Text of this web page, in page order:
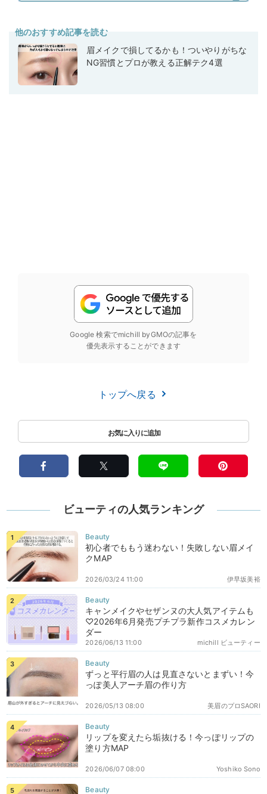
他のおすすめ記事を読む
眉メイクで損してるかも！ついやりがちな
NG習慣とプロが教える正解テク4選
Google 検索でmichill byGMOの記事を
優先表示することができます
トップへ戻る
ビューティの人気ランキング
初心者でももう迷わない！失敗しない眉メイ
クMAP
伊早坂美裕
2026/03/24 11:00
キャンメイクやセザンヌの大人気アイテムも
♡2026年6月発売プチプラ新作コスメカレン
ダー
michill ビューティー
2026/06/13 11:00
ずっと平行眉の人は見直さないとまずい！今
っぽ美人アーチ眉の作り方
美眉のプロSAORI
2026/05/13 08:00
リップを変えたら垢抜ける！今っぽリップの
塗り方MAP
Yoshiko Sono
2026/06/07 08:00